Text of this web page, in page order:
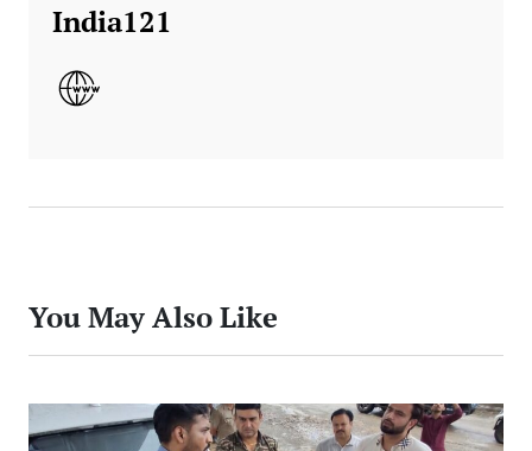
India121
You May Also Like